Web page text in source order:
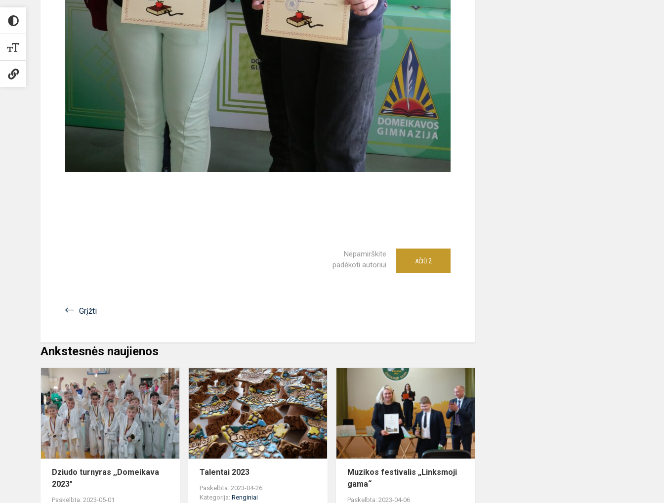
Nepamirškite
padėkoti autoriui
AČIŪ 2
Grįžti
Ankstesnės naujienos
Dziudo
turnyras
,,Domeikava
2023"
Dziudo turnyras ,,Domeikava
2023"
Paskelbta: 2023-05-01
Talentai
2023
Talentai 2023
Paskelbta: 2023-04-26
Kategorija:Renginiai
„Linksmoji
Muzikos festivalis „Linksmoji
gama“
Paskelbta: 2023-04-06